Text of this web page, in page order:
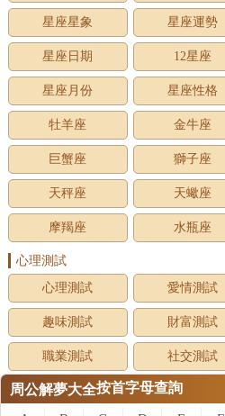
星座星象 星座運勢
星座日期 12星座
星座月份 星座性格
牡羊座 金牛座
巨蟹座 獅子座
天秤座 天蠍座
摩羯座 水瓶座
心理測試
心理測試
愛情測試
趣味測試 財富測試
職業測試 社交測試
周公解夢大全按首字母查詢